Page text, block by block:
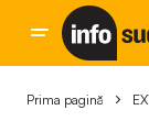
Prima pagină